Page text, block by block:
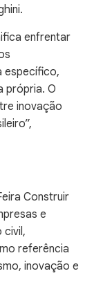
enfrentar
específico,
própria. O
inovação
Construir
e
civil,
referência
inovação e